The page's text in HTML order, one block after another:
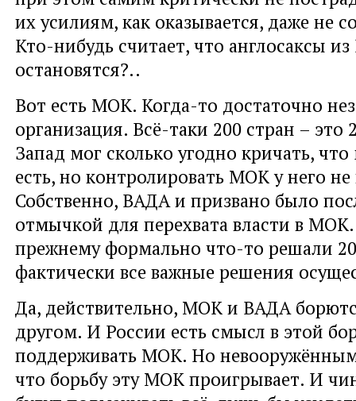
их усилиям, как оказывается, даже не
Кто-нибудь считает, что англосаксы
остановятся?..
Вот есть МОК. Когда-то достаточно
организация. Всё-таки 200 стран – это
Запад мог сколько угодно кричать,
есть, но контролировать МОК у него не
Собственно, ВАДА и призвано было
отмычкой для перехвата власти в
прежнему формально что-то решали
фактически все важные решения
Да, действительно, МОК и ВАДА
другом. И России есть смысл в этой
поддерживать МОК. Но
что борьбу эту МОК проигрывает. И